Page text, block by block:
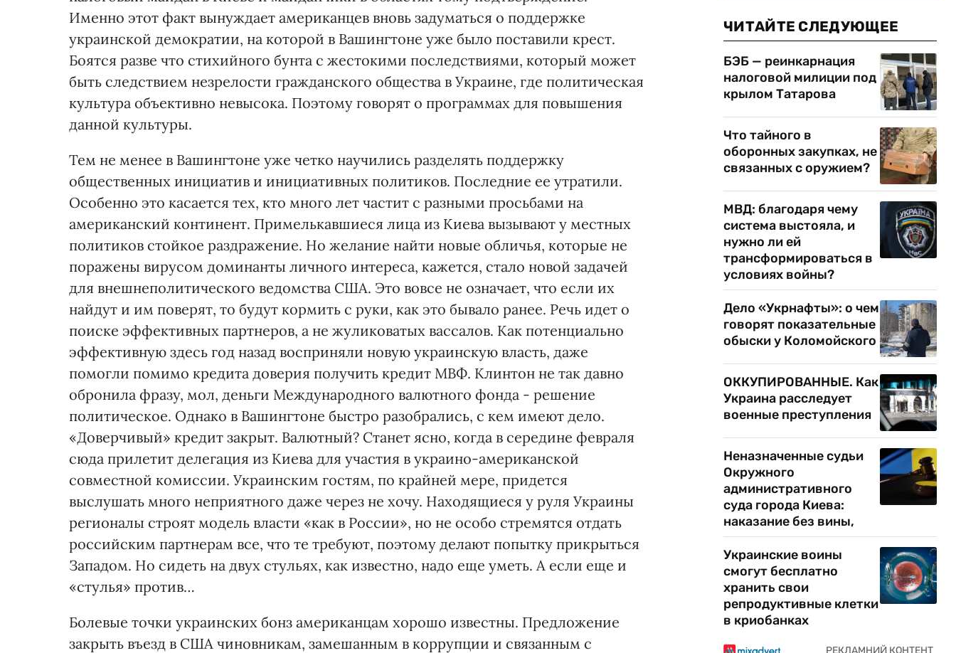
Именно этот факт вынуждает американцев вновь задуматься о поддержке
украинской демократии, на которой в Вашингтоне уже было поставили крест.
Боятся разве что стихийного бунта с жестокими последствиями, который может
быть следствием незрелости гражданского общества в Украине, где политическая
культура объективно невысока. Поэтому говорят о программах для повышения
данной культуры.
Тем не менее в Вашингтоне уже четко научились разделять поддержку
общественных инициатив и инициативных политиков. Последние ее утратили.
Особенно это касается тех, кто много лет частит с разными просьбами на
американский континент. Примелькавшиеся лица из Киева вызывают у местных
политиков стойкое раздражение. Но желание найти новые обличья, которые не
поражены вирусом доминанты личного интереса, кажется, стало новой задачей
для внешнеполитического ведомства США. Это вовсе не означает, что если их
найдут и им поверят, то будут кормить с руки, как это бывало ранее. Речь идет о
поиске эффективных партнеров, а не жуликоватых вассалов. Как потенциально
эффективную здесь год назад восприняли новую украинскую власть, даже
помогли помимо кредита доверия получить кредит МВФ. Клинтон не так давно
обронила фразу, мол, деньги Международного валютного фонда - решение
политическое. Однако в Вашингтоне быстро разобрались, с кем имеют дело.
«Доверчивый» кредит закрыт. Валютный? Cтанет ясно, когда в середине февраля
сюда прилетит делегация из Киева для участия в украино-американской
совместной комиссии. Украинским гостям, по крайней мере, придется
выслушать много неприятного даже через не хочу. Находящиеся у руля Украины
регионалы строят модель власти «как в России», но не особо стремятся отдать
российским партнерам все, что те требуют, поэтому делают попытку прикрыться
Западом. Но сидеть на двух стульях, как известно, надо еще уметь. А если еще и
«стулья» против…
Болевые точки украинских бонз американцам хорошо известны. Предложение
закрыть въезд в США чиновникам, замешанным в коррупции и связанным с
ЧИТАЙТЕ СЛЕДУЮЩЕЕ
БЭБ — реинкарнация
налоговой милиции под
крылом Татарова
Что тайного в
оборонных закупках, не
связанных с оружием?
МВД: благодаря чему
система выстояла, и
нужно ли ей
трансформироваться в
условиях войны?
Дело «Укрнафты»: о чем
говорят показательные
обыски у Коломойского
ОККУПИРОВАННЫЕ. Как
Украина расследует
военные преступления
Неназначенные судьи
Окружного
административного
суда города Киева:
наказание без вины,
Украинские воины
смогут бесплатно
хранить свои
репродуктивные клетки
в криобанках